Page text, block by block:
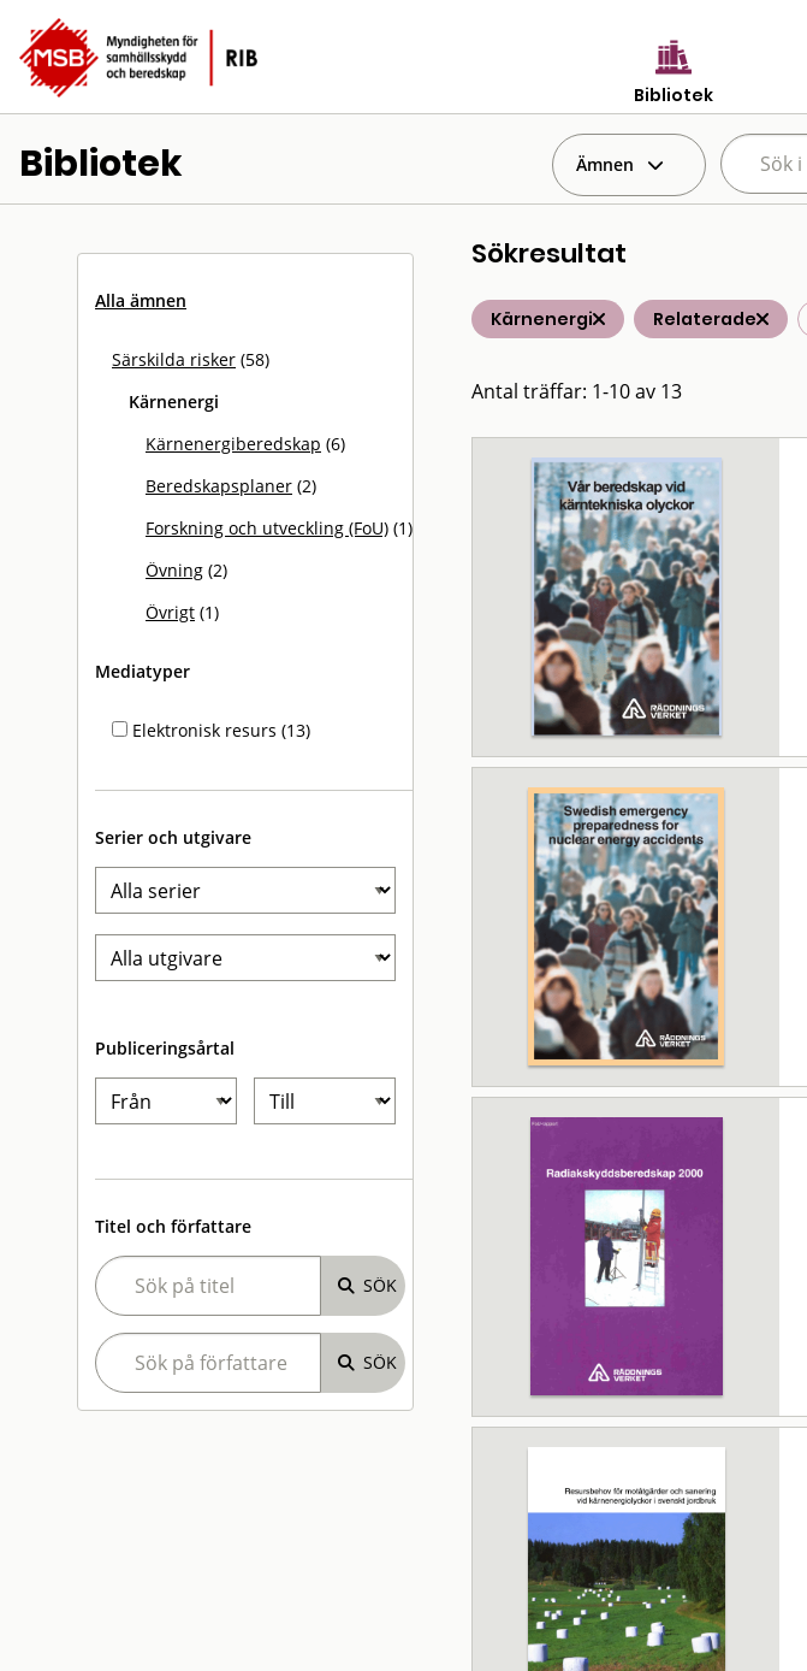
Bibliotek
Bibliotek Ämnen
Alla ämnen
Särskilda risker (58)
Kärnenergi
Kärnenergiberedskap (6)
Beredskapsplaner (2)
Forskning och utveckling (FoU) (1)
Övning (2)
Övrigt (1)
Mediatyper
Elektronisk resurs (13)
Serier och utgivare
Publiceringsårtal
Titel och författare
Sökresultat
Kärnenergi Relaterade
Antal träffar: 1-10 av 13